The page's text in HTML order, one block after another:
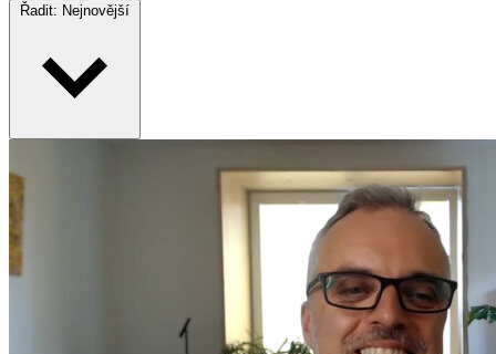
Řadit: Nejnovější